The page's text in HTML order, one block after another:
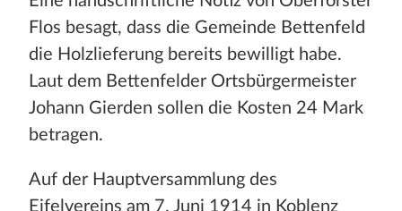
Flos besagt, dass die Gemeinde Bettenfeld
die Holzlieferung bereits bewilligt habe.
Laut dem Bettenfelder Ortsbürgermeister
Johann Gierden sollen die Kosten 24 Mark
betragen.
Auf der Hauptversammlung des
Eifelvereins am 7. Juni 1914 in Koblenz